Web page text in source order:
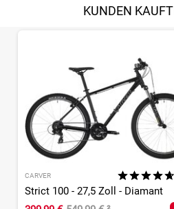
KUNDEN
CARVER
Strict 100 - 27,5 Zoll - Diamant